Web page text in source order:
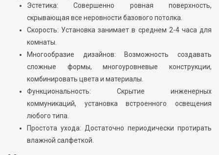
Эстетика: Совершенно ровная поверхность,
скрывающая все неровности базового потолка.
Скорость: Установка занимает в среднем 2-4 часа для
комнаты.
Многообразие дизайнов: Возможность создавать
сложные формы, многоуровневые конструкции,
комбинировать цвета и материалы.
Функциональность: Скрытие инженерных
коммуникаций, установка встроенного освещения
любого типа.
Простота ухода: Достаточно периодически протирать
влажной салфеткой.